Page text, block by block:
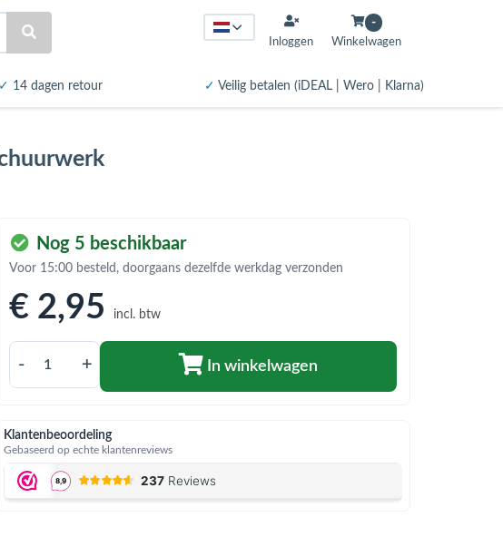
Inloggen
-
Winkelwagen
✓ 14 dagen retour ✓ Veilig betalen (iDEAL | Wero | Klarna)
Nog 5 beschikbaar
Voor 15:00 besteld, doorgaans dezelfde werkdag verzonden
€ 2,95 incl. btw
- + In winkelwagen
Klantenbeoordeling
Gebaseerd op echte klantenreviews